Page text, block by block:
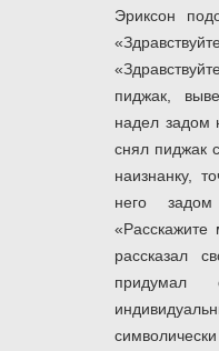
Эриксон
пиджак,
надел задом
снял пиджак
наизнанку,
него
рассказал
придумал